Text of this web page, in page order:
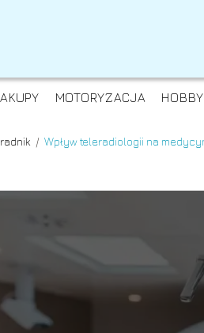
MOTORYZACJA HOBBY
/ Wpływ teleradiologii na